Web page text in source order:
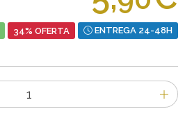
34% OFERTA ENTREGA 24-48H